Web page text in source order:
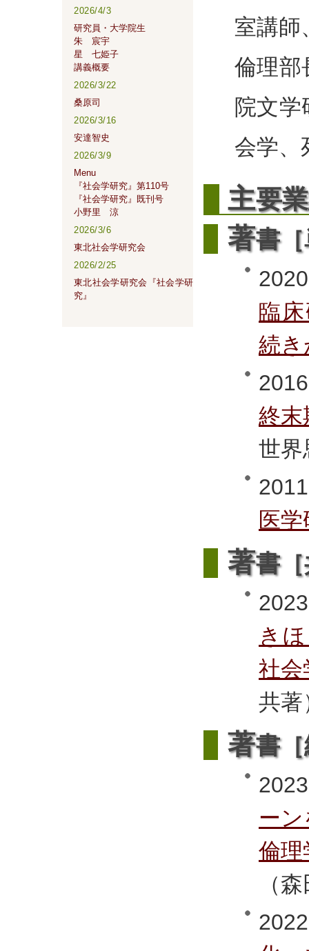
室講師
倫理部
院文学
会学、
主要
著書
臨
続き
終末
世界
医
著書
き
社会
共著
著書
ー
倫理
（
2026/4/3
研究員・大学院生
朱 宸宇
星 七姫子
講義概要
2026/3/22
桑原司
2026/3/16
安達智史
2026/3/9
Menu
『社会学研究』第110号
『社会学研究』既刊号
小野里 涼
2026/3/6
東北社会学研究会
2026/2/25
東北社会学研究会『社会学研
究』